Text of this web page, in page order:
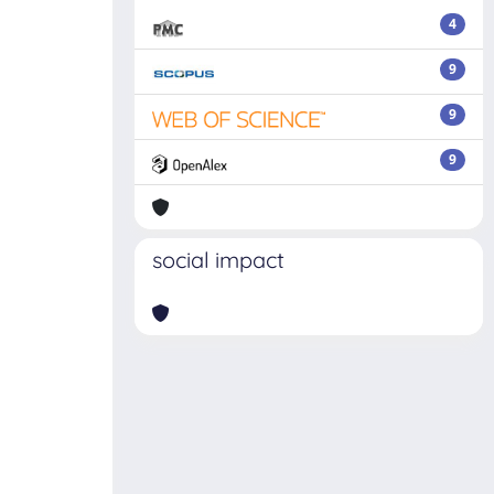
4
9
9
9
social impact